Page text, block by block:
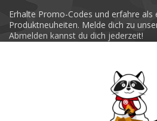
Großes Anti-Twist Schnurlaufröllchen
Longlife Bügelfeder
Erhalte Promo-Codes und erfahre als
Produktneuheiten. Melde dich zu
Abmelden kannst du dich jederzeit!
Absenden